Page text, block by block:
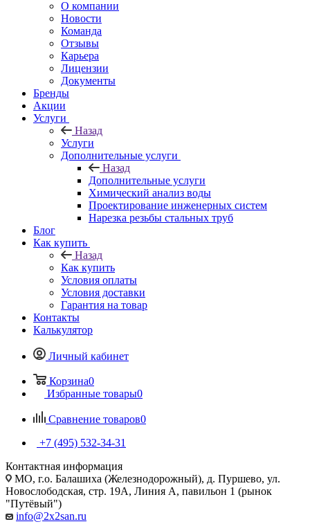
О компании
Новости
Команда
Отзывы
Карьера
Лицензии
Документы
Бренды
Акции
Услуги
Назад
Услуги
Дополнительные услуги
Назад
Дополнительные услуги
Химический анализ воды
Проектирование инженерных систем
Нарезка резьбы стальных труб
Блог
Как купить
Назад
Как купить
Условия оплаты
Условия доставки
Гарантия на товар
Контакты
Калькулятор
Личный кабинет
Корзина0
Избранные товары0
Сравнение товаров0
+7 (495) 532‑34‑31
Контактная информация
МО, г.о. Балашиха (Железнодорожный), д. Пуршево, ул.
Новослободская, стр. 19А, Линия А, павильон 1 (рынок
"Путёвый")
info@2x2san.ru